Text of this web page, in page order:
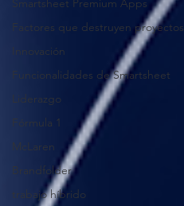
Smartsheet Premium Apps
Factores que destruyen proyectos
Innovación
Funcionalidades de Smartsheet
Liderazgo
Fórmula 1
McLaren
Brandfolder
trabajo híbrido